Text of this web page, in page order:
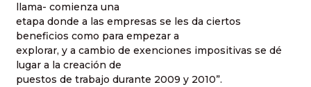
llama- comienza una
etapa donde a las empresas se les da ciertos
beneficios como para empezar a
explorar, y a cambio de exenciones impositivas se dé
lugar a la creación de
puestos de trabajo durante 2009 y 2010”.